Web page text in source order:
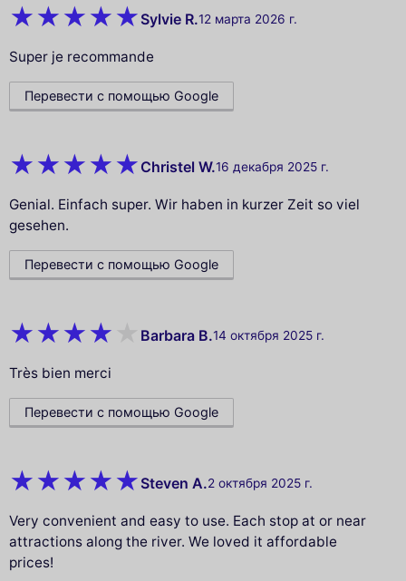
Sylvie R.12 марта 2026 г.
Super je recommande
Перевести с помощью Google
Christel W.16 декабря 2025 г.
Genial. Einfach super. Wir haben in kurzer Zeit so viel
gesehen.
Перевести с помощью Google
Barbara B.14 октября 2025 г.
Très bien merci
Перевести с помощью Google
Steven A.2 октября 2025 г.
Very convenient and easy to use. Each stop at or near
attractions along the river. We loved it affordable
prices!